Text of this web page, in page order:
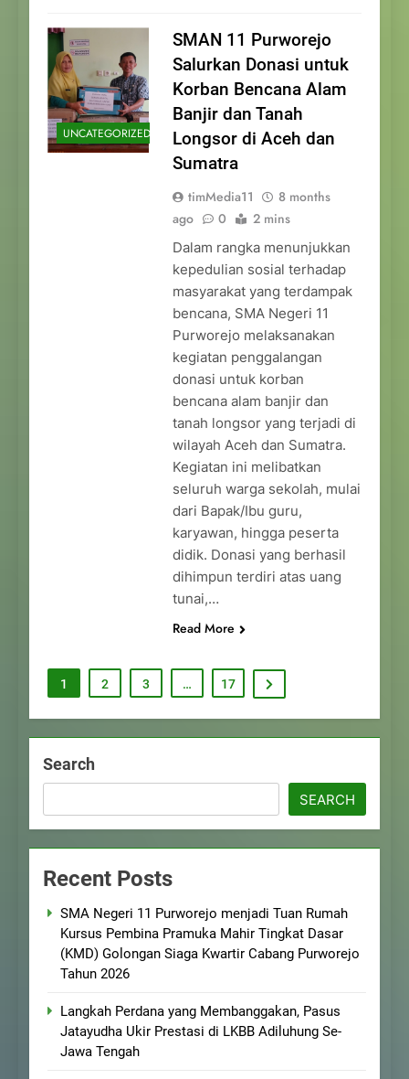
UNCATEGORIZED
SMAN 11 Purworejo
Salurkan Donasi untuk
Korban Bencana Alam
Banjir dan Tanah
Longsor di Aceh dan
Sumatra
timMedia11
8 months
ago
0 2 mins
Dalam rangka menunjukkan
kepedulian sosial terhadap
masyarakat yang terdampak
bencana, SMA Negeri 11
Purworejo melaksanakan
kegiatan penggalangan
donasi untuk korban
bencana alam banjir dan
tanah longsor yang terjadi di
wilayah Aceh dan Sumatra.
Kegiatan ini melibatkan
seluruh warga sekolah, mulai
dari Bapak/Ibu guru,
karyawan, hingga peserta
didik. Donasi yang berhasil
dihimpun terdiri atas uang
tunai,…
Read More
1 2 3 … 17
Search
SEARCH
Recent Posts
SMA Negeri 11 Purworejo menjadi Tuan Rumah
Kursus Pembina Pramuka Mahir Tingkat Dasar
(KMD) Golongan Siaga Kwartir Cabang Purworejo
Tahun 2026
Langkah Perdana yang Membanggakan, Pasus
Jatayudha Ukir Prestasi di LKBB Adiluhung Se-
Jawa Tengah